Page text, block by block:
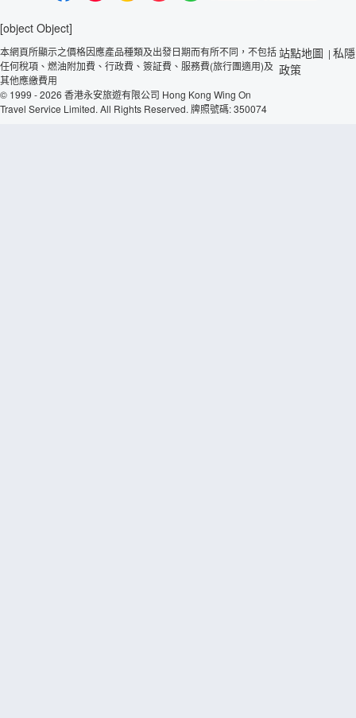
[object Object]
本網頁所顯示之價格因應產品種類及出發日期而有所不同，不包括
任何稅項、燃油附加費、行政費、簽証費、服務費(旅行團適用)及
其他應繳費用
© 1999 - 2026 香港永安旅遊有限公司 Hong Kong Wing On
Travel Service Limited. All Rights Reserved. 牌照號碼: 350074
站點地圖 | 私隱
政策